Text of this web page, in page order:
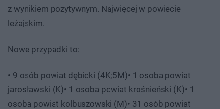
z wynikiem pozytywnym. Najwięcej w powiecie
leżajskim.
Nowe przypadki to:
• 9 osób powiat dębicki (4K;5M)• 1 osoba powiat
jarosławski (K)• 1 osoba powiat krośnieński (K)• 1
osoba powiat kolbuszowski (M)• 31 osób powiat